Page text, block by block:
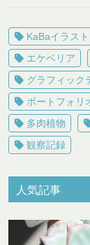
KaBaイラスト
エケベリア
グラフィック
ポートフォリ
多肉植物
観察記録
人気記事